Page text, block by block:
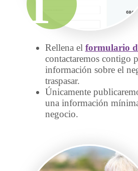
Rellena el formulario
contactaremos contigo
información sobre el
traspasar.
Únicamente
una información
negocio.